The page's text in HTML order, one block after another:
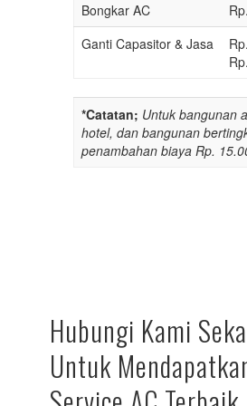
Bongkar AC
Ganti Capasitor & Jasa
*Catatan; Untuk bangunan
hotel, dan bangunan
penambahan biaya Rp.
Hubungi Kami
Untuk